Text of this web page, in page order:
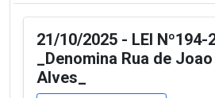
21/10/2025 - LEI Nº194-
_Denomina Rua de
Alves_